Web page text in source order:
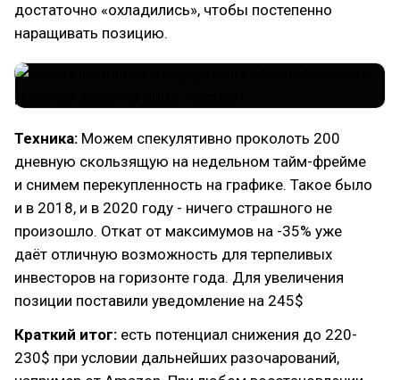
достаточно «охладились», чтобы постепенно
наращивать позицию.
Техника: Можем спекулятивно проколоть 200
дневную скользящую на недельном тайм-фрейме
и снимем перекупленность на графике. Такое было
и в 2018, и в 2020 году - ничего страшного не
произошло. Откат от максимумов на -35% уже
даёт отличную возможность для терпеливых
инвесторов на горизонте года. Для увеличения
позиции поставили уведомление на 245$
Краткий итог: есть потенциал снижения до 220-
230$ при условии дальнейших разочарований,